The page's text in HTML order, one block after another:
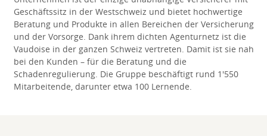
Geschäftssitz in der Westschweiz und bietet hochwertige
Beratung und Produkte in allen Bereichen der Versicherung
und der Vorsorge. Dank ihrem dichten Agenturnetz ist die
Vaudoise in der ganzen Schweiz vertreten. Damit ist sie nah
bei den Kunden – für die Beratung und die
Schadenregulierung. Die Gruppe beschäftigt rund 1'550
Mitarbeitende, darunter etwa 100 Lernende.